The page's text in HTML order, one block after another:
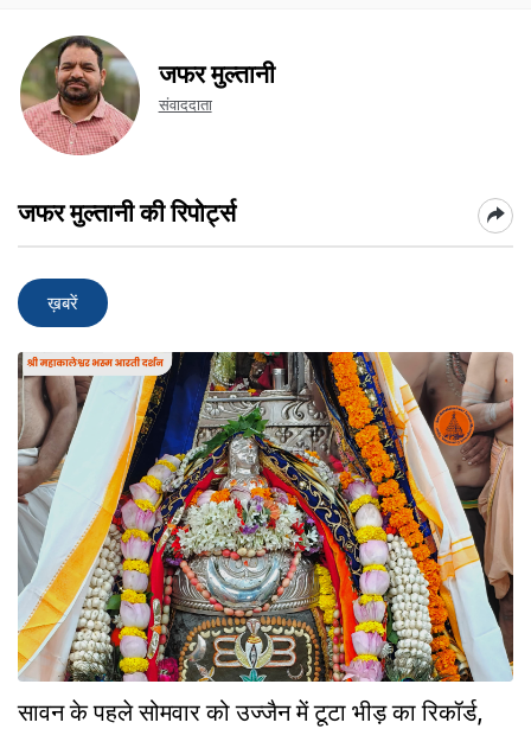
जफर मुल्तानी
संवाददाता
जफर मुल्तानी की रिपोर्ट्स
ख़बरें
सावन के पहले सोमवार को उज्जैन में टूटा भीड़ का रिकॉर्ड,